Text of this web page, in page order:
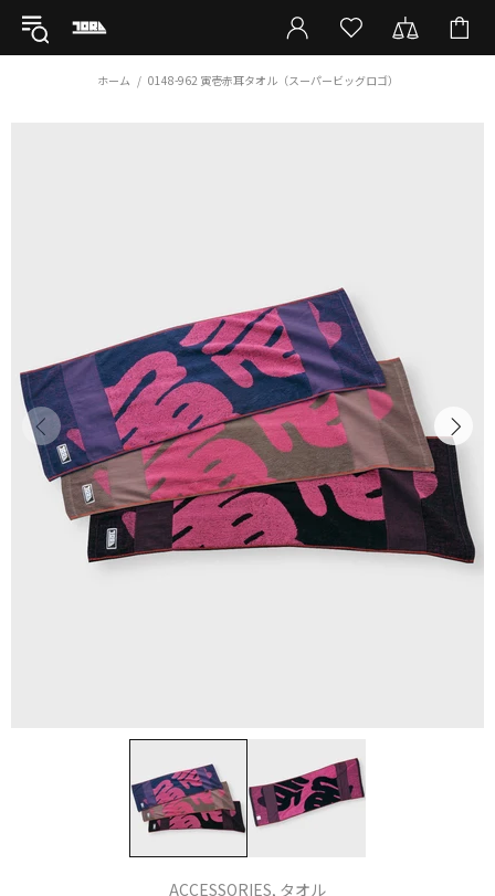
ホーム 0148-962 寅壱赤耳タオル（スーパービッグロゴ）
ACCESSORIES, タオル